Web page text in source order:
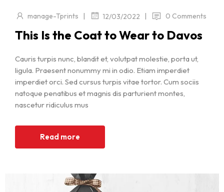
manage-Tprints | 12/03/2022 | 0 Comments
This Is the Coat to Wear to Davos
Cauris turpis nunc, blandit et, volutpat molestie, porta ut,
ligula. Praesent nonummy mi in odio. Etiam imperdiet
imperdiet orci. Sed cursus turpis vitae tortor. Cum sociis
natoque penatibus et magnis dis parturient montes,
nascetur ridiculus mus
Read more